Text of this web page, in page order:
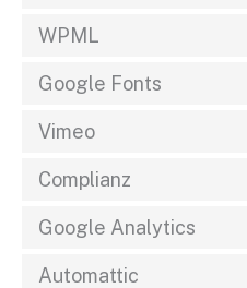
WPML
Google Fonts
Vimeo
Complianz
Google Analytics
Automattic